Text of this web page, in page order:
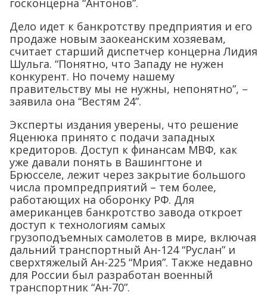
госконцерна “Антонов”.
Дело идет к банкротству предприятия и его
продаже новым заокеанским хозяевам,
считает старший диспетчер концерна Лидия
Шульга. “Понятно, что Западу не нужен
конкурент. Но почему нашему
правительству мы не нужны, непонятно”, –
заявила она “Вестям 24”.
Эксперты издания уверены, что решение
Яценюка принято с подачи западных
кредиторов. Доступ к финансам МВФ, как
уже давали понять в Вашингтоне и
Брюсселе, лежит через закрытие большого
числа промпредприятий – тем более,
работающих на оборонку РФ. Для
американцев банкротство завода откроет
доступ к технологиям самых
грузоподъемных самолетов в мире, включая
дальний транспортный Ан-124 “Руслан” и
сверхтяжелый Ан-225 “Мрия”. Также недавно
для России был разработан военный
транспортник “Ан-70”.